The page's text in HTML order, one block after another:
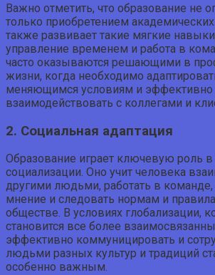
Важно отметить, что образование не
только приобретением
также развивает такие мягкие
управление временем и работа в
часто оказываются решающими в
жизни, когда необходимо
меняющимся условиям и эффективно
взаимодействовать с коллегами и
2. Социальная адаптация
Образование играет ключевую роль в
социализации. Оно учит человека
другими людьми, работать в
мнение и следовать нормам и
обществе. В условиях глобализации,
становится все более
эффективно коммуницировать и
людьми разных культур и традиций
особенно важным.